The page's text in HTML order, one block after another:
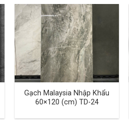
Gạch Malaysia Nhập Khẩu
60×120 (cm) TD-24